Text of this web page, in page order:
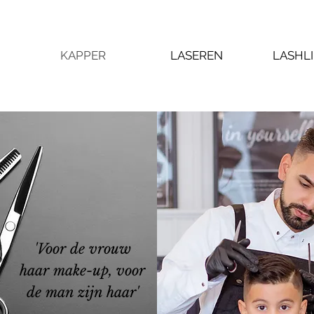
KAPPER LASEREN
'Voor de vrouw
haar make-up, voor
de man zijn haar'